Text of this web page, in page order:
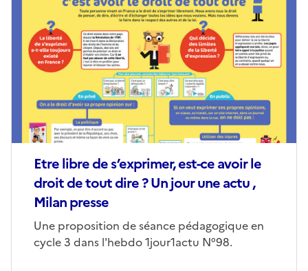
Etre libre de s’exprimer, est-ce avoir le
droit de tout dire ? Un jour une actu ,
Milan presse
Corps
Une proposition de séance pédagogique en
cycle 3 dans l'hebdo 1jour1actu N°98.
couverture
(conseillée)